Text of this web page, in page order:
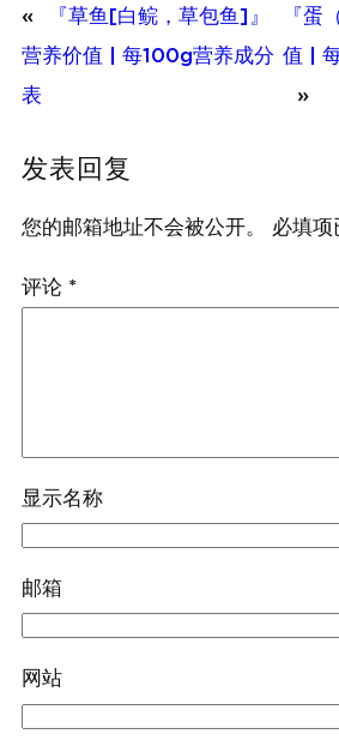
«
『草鱼[白鲩，草包鱼]』
营养价值 | 每100g营养成分
表
『蛋
值 |
»
发表回复
您的邮箱地址不会被公开。 必填项
评论 *
显示名称
邮箱
网站